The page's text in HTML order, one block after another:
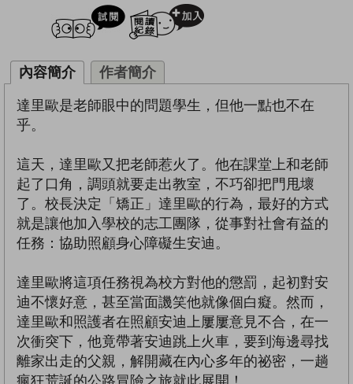
試閲
內容簡介 作者簡介
達里歐是老師眼中的問題學生，但他一點也不在
乎。
這天，達里歐又把老師惹火了。他在課堂上和老師
起了口角，調頭就要走出教室，不巧卻把門甩壞
了。校長決定「矯正」達里歐的行為，最好的方式
就是讓他加入學校的志工團隊，從事對社會有益的
任務：協助照顧身心障礙生安迪。
達里歐將這項任務視為校方對他的懲罰，起初對安
迪不懷好意，甚至當面譏笑他就像個白癡。然而，
達里歐和照護者在照顧安迪上屢屢意見不合，在一
次衝突下，他竟帶著安迪跳上火車，要到海邊尋找
離家出走的父親，解開藏在內心多年的祕密，一趟